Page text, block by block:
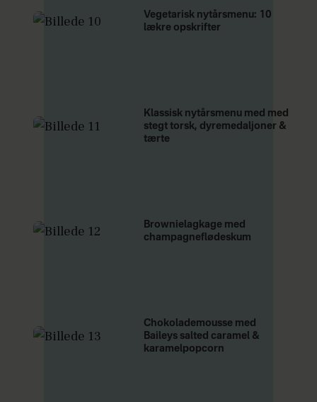
Vegetarisk nytårsmenu: 10
lækre opskrifter
Klassisk nytårsmenu med med
stegt torsk, dyremedaljoner &
tærte
Brownielagkage med
champagneflødeskum
Chokolademousse med
Baileys salted caramel &
karamelpopcorn